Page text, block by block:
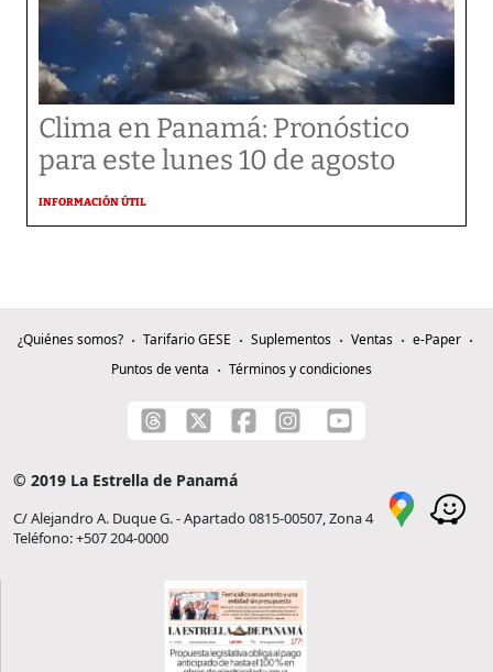
Clima en Panamá: Pronóstico
para este lunes 10 de agosto
INFORMACIÓN ÚTIL
¿Quiénes somos? Tarifario GESE Suplementos Ventas
e-Paper
Puntos de venta
Términos y condiciones
© 2019 La Estrella de Panamá
C/ Alejandro A. Duque G. - Apartado 0815-00507, Zona 4
Teléfono: +507 204-0000